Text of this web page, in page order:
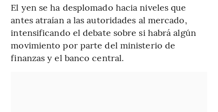
El yen se ha desplomado hacia niveles que
antes atraían a las autoridades al mercado,
intensificando el debate sobre si habrá algún
movimiento por parte del ministerio de
finanzas y el banco central.